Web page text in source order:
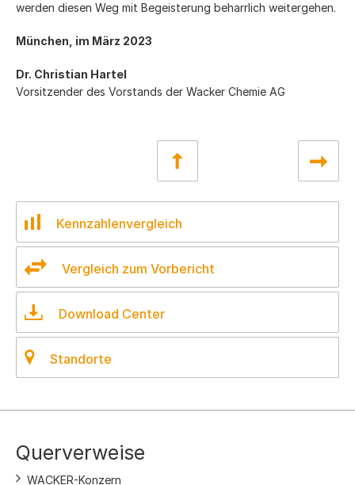
werden diesen Weg mit Begeisterung beharrlich weitergehen.
München, im März 2023
Dr. Christian Hartel
Vorsitzender des Vorstands der Wacker Chemie AG
Kennzahlenvergleich
Vergleich zum Vorbericht
Download Center
Standorte
Querverweise
WACKER-Konzern